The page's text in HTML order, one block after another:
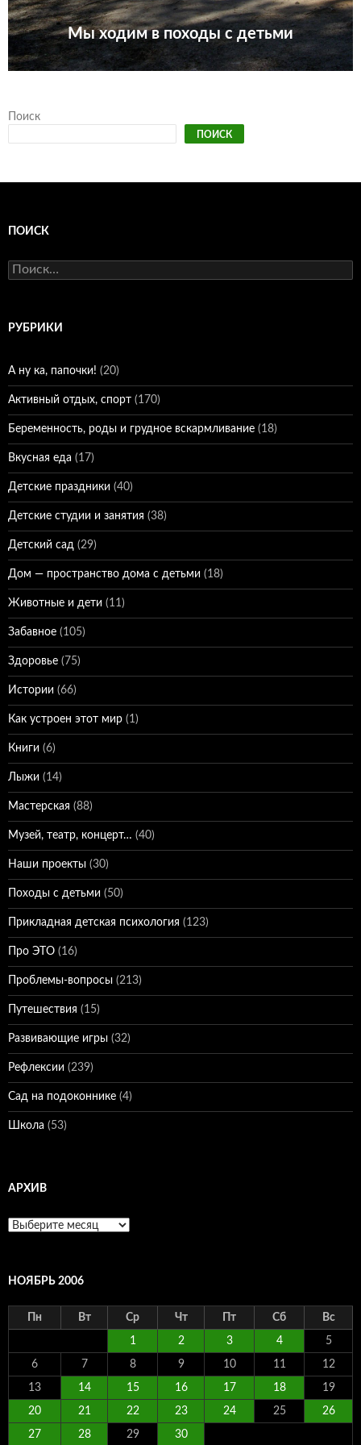
Мы ходим в походы с детьми
Поиск
ПОИСК
ПОИСК
Найти:
РУБРИКИ
А ну ка, папочки! (20)
Активный отдых, спорт (170)
Беременность, роды и грудное вскармливание (18)
Вкусная еда (17)
Детские праздники (40)
Детские студии и занятия (38)
Детский сад (29)
Дом — пространство дома с детьми (18)
Животные и дети (11)
Забавное (105)
Здоровье (75)
Истории (66)
Как устроен этот мир (1)
Книги (6)
Лыжи (14)
Мастерская (88)
Музей, театр, концерт… (40)
Наши проекты (30)
Походы с детьми (50)
Прикладная детская психология (123)
Про ЭТО (16)
Проблемы-вопросы (213)
Путешествия (15)
Развивающие игры (32)
Рефлексии (239)
Сад на подоконнике (4)
Школа (53)
АРХИВ
Архив
НОЯБРЬ 2006
Пн Вт Ср Чт Пт Сб Вс
1 2 3 4 5
6 7 8 9 10 11 12
13 14 15 16 17 18 19
20 21 22 23 24 25 26
27 28 29 30